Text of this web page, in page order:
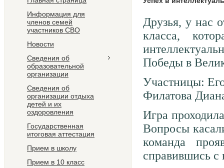
Информация для
членов семей
участников СВО
Новости
Сведения об
образовательной
организации
Сведения об
организации отдыха
детей и их
оздоровления
Государственная
итоговая аттестация
Прием в школу
Прием в 10 класс
Друзья, у нас
класса,
Победы в
Участницы:
Филатова
Игра
Вопросы
команда
справившись